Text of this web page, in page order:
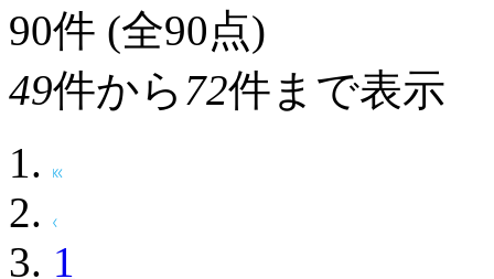
90件 (全90点)
49件から 72件まで表示
1